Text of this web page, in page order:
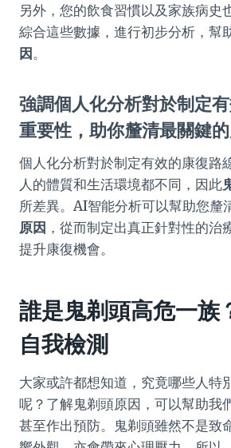
另外，您的飲食習慣以及家族病史
綜合這些數據，進行初步分析，幫
因。
強調個人化分析對於制定
重要性，助你釐清最關鍵的
個人化分析對於制定有效的康復路
人的體質和生活環境都不同，因此
所差異。AI智能分析可以幫助您釐
原因 ，從而制定出真正針對性的治
提升康復機會。
誰是鬼剃頭高危一族
自我檢測
大家或許都想知道，究竟哪些人特
呢？了解鬼剃頭原因，可以幫助我
甚至作出預防。鬼剃頭雖然不是致